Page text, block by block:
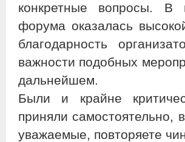
конкретные вопросы. В
форума оказалась
благодарность
важности подобных
дальнейшем.
Были и крайне
приняли самостоятельно,
уважаемые, повторяете